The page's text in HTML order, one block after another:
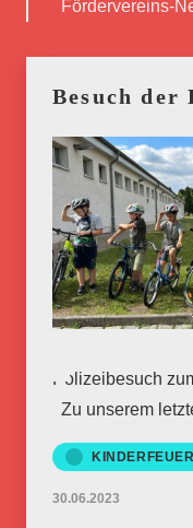
Fördervereins-
Besuch der
Polizeibesuch
Zu unserem
30.06.2023